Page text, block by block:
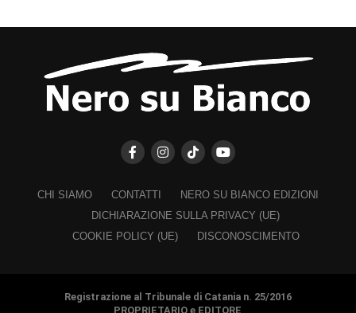
CHI SIAMO CONTATTI
NERO SU BIANCO EDIZIONI
DICHIARAZIONE SULLA PRIVACY (UE)
COOKIE POLICY (UE)
DISCONOSCIMENTO
Registrazione al Tribunale di Catania n. 25/2016
PROPRIETARIO e EDITORE